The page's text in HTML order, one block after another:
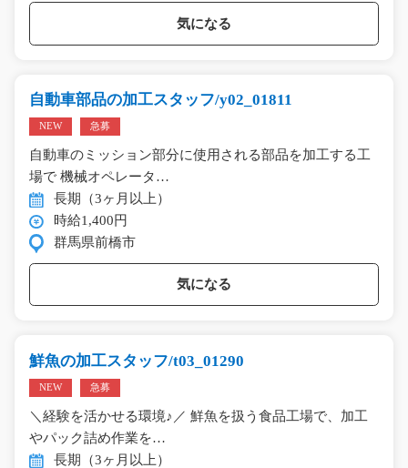
気になる
自動車部品の加工スタッフ/y02_01811
NEW 急募
自動車のミッション部分に使用される部品を加工する工
場で 機械オペレータ…
長期（3ヶ月以上）
時給1,400円
群馬県前橋市
気になる
鮮魚の加工スタッフ/t03_01290
NEW 急募
＼経験を活かせる環境♪／ 鮮魚を扱う食品工場で、加工
やパック詰め作業を…
長期（3ヶ月以上）